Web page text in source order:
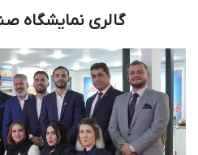
گالری نمایشگاه